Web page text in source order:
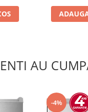
AU
-4%